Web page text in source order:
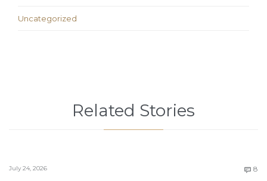
Uncategorized
Related Stories
July 24, 2026  8